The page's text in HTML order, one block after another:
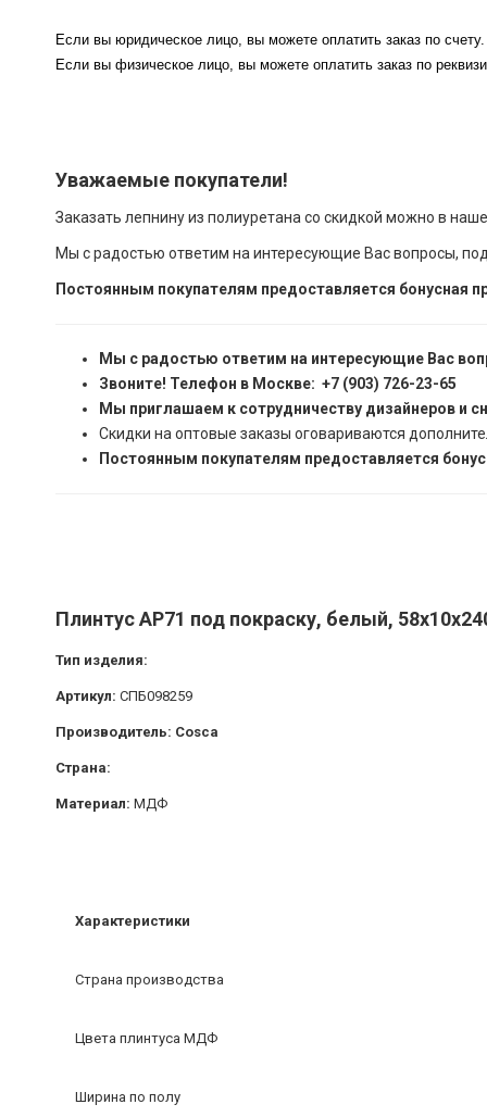
Если вы юридическое лицо, вы можете оплатить заказ по счету.
Если вы физическое лицо, вы можете оплатить заказ по
Уважаемые покупатели!
Заказать лепнину из полиуретана со скидкой можно в
Мы с радостью ответим на интересующие Вас вопросы,
Постоянным покупателям предоставляется бонусная
Мы с радостью ответим на интересующие Вас
Звоните! Телефон в Москве: +7 (903) 726-23-65
Мы приглашаем к сотрудничеству дизайнеров и
Скидки на оптовые заказы оговариваются
Постоянным покупателям предоставляется
Плинтус AP71 под покраску, белый,
Тип изделия:
Артикул: СПБ098259
Производитель: Cosca
Страна:
Материал: МДФ
Характеристики
Страна производства
Цвета плинтуса МДФ
Ширина по полу